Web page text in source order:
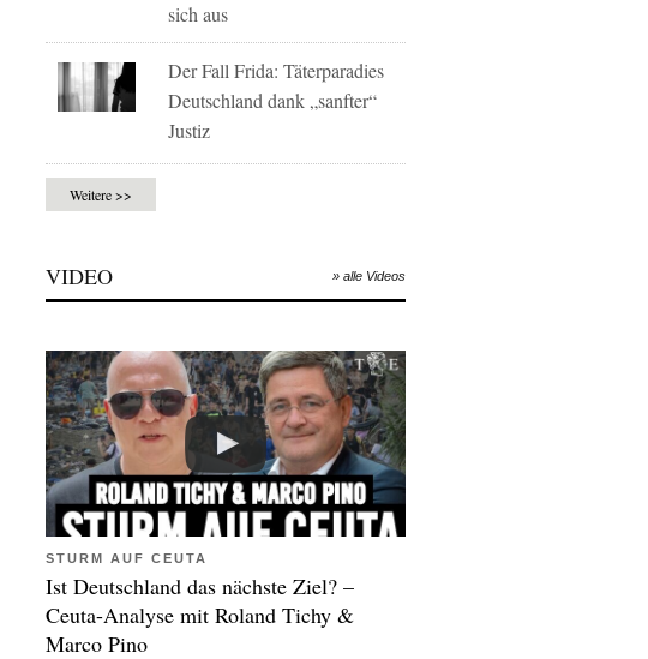
sich aus
Der Fall Frida: Täterparadies
Deutschland dank „sanfter“
Justiz
Weitere >>
VIDEO » alle Videos
STURM AUF CEUTA
Ist Deutschland das nächste Ziel? –
Ceuta-Analyse mit Roland Tichy &
Marco Pino